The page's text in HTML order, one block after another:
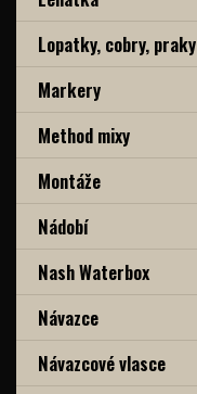
Lopatky, cobry, praky
Markery
Method mixy
Montáže
Nádobí
Nash Waterbox
Návazce
Návazcové vlasce